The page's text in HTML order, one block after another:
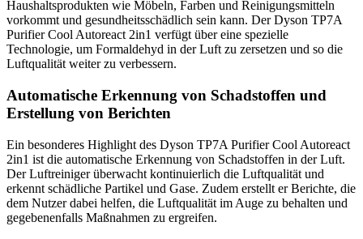
Haushaltsprodukten wie Möbeln, Farben und Reinigungsmitteln
vorkommt und gesundheitsschädlich sein kann. Der Dyson TP7A
Purifier Cool Autoreact 2in1 verfügt über eine spezielle
Technologie, um Formaldehyd in der Luft zu zersetzen und so die
Luftqualität weiter zu verbessern.
Automatische Erkennung von Schadstoffen und
Erstellung von Berichten
Ein besonderes Highlight des Dyson TP7A Purifier Cool Autoreact
2in1 ist die automatische Erkennung von Schadstoffen in der Luft.
Der Luftreiniger überwacht kontinuierlich die Luftqualität und
erkennt schädliche Partikel und Gase. Zudem erstellt er Berichte, die
dem Nutzer dabei helfen, die Luftqualität im Auge zu behalten und
gegebenenfalls Maßnahmen zu ergreifen.